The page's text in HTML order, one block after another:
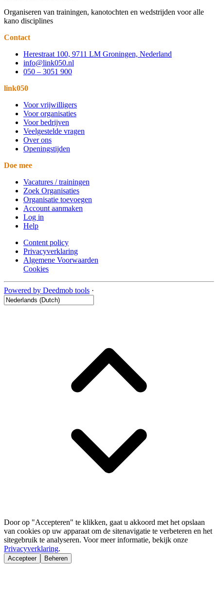
Organiseren van trainingen, kanotochten en wedstrijden voor alle
kano disciplines
Contact
Herestraat 100, 9711 LM Groningen, Nederland
info@link050.nl
050 – 3051 900
link050
Voor vrijwilligers
Voor organisaties
Voor bedrijven
Veelgestelde vragen
Over ons
Openingstijden
Doe mee
Vacatures / trainingen
Zoek Organisaties
Organisatie toevoegen
Account aanmaken
Log in
Help
Content policy
Privacyverklaring
Algemene Voorwaarden
Cookies
Powered by Deedmob tools ·
Door op "Accepteren" te klikken, gaat u akkoord met het opslaan
van cookies op uw apparaat om de sitenavigatie te verbeteren en het
sitegebruik te analyseren. Voor meer informatie, bekijk onze
Privacyverklaring.
Accepteer Beheren